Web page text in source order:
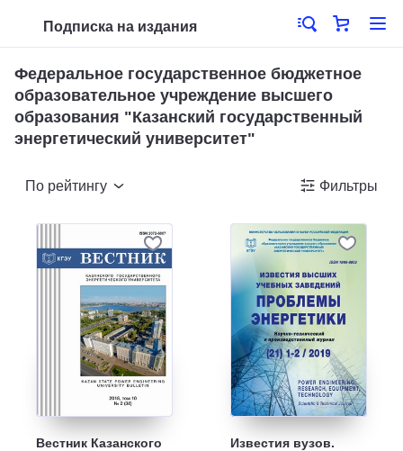
Подписка на издания
Федеральное государственное бюджетное
образовательное учреждение высшего
образования "Казанский государственный
энергетический университет"
По рейтингу Фильтры
Вестник Казанского
Известия вузов.